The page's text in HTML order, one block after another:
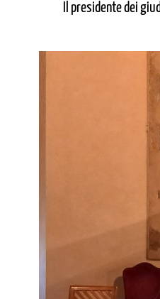
Il presidente dei